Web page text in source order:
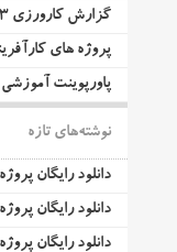
گزارش کارورزی 3 (کنش پژوهی)
پروژه های
پاورپوینت آموزشی
نوشته‌های تازه
دانلود رایگان
دانلود رایگان
دانلود رایگان